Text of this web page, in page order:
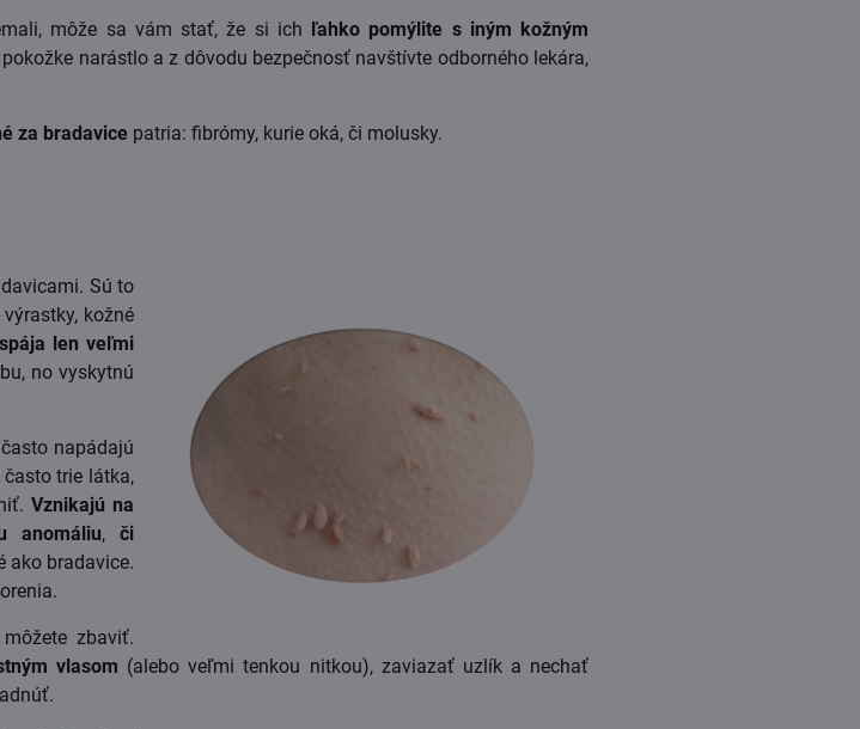
môže sa vám stať, že si ich ľahko pomýlite s iným kožným
narástlo a z dôvodu bezpečnosť navštívte odborného lekára,
za bradavicepatria: fibrómy, kurie oká, či molusky.
Sú to
kožné
len veľmi
no vyskytnú
napádajú
trie látka,
Vznikajú na
anomáliu,či
ako bradavice.
zbaviť.
vlasom (alebo veľmi tenkou nitkou), zaviazať uzlík a nechať